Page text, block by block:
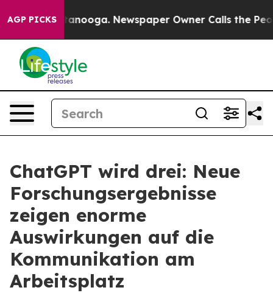
AGP PICKS Newspaper Owner Calls the People
ChatGPT wird drei: Neue
Forschungsergebnisse
zeigen enorme
Auswirkungen auf die
Kommunikation am
Arbeitsplatz